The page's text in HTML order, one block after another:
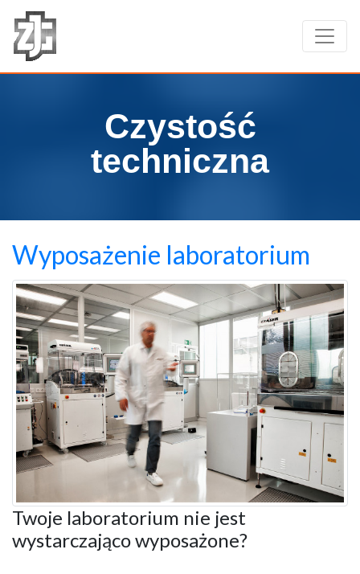
Czystość
techniczna
Wyposażenie laboratorium
Twoje laboratorium nie jest
wystarczająco wyposażone?